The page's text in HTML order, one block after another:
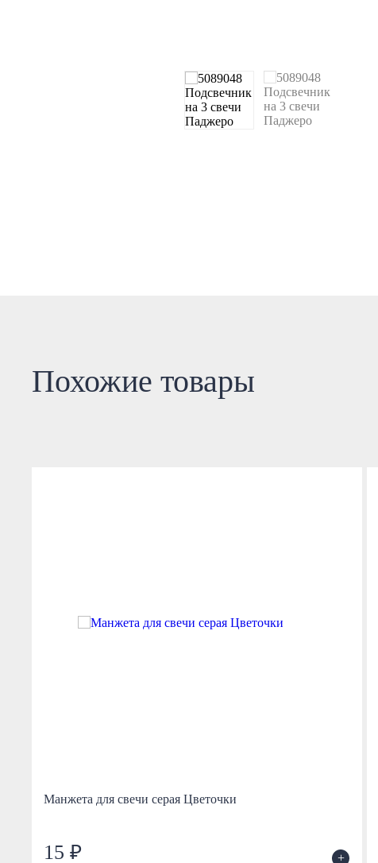
Похожие товары
Манжета для свечи серая Цветочки
15 ₽ +